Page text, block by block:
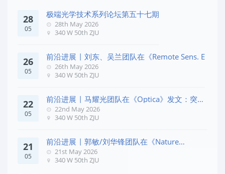
28
05
极端光学技术系列论坛第五十七期
28th May 2026
340 W 50th ZJU
26
05
前沿进展 | 刘东、吴兰团队在《Remote Sens. E
26th May 2026
340 W 50th ZJU
22
05
前沿进展 | 马耀光团队在《Optica》发文：突破
几何相位
22nd May 2026
340 W 50th ZJU
21
05
前沿进展 | 郭敏/刘华锋团队在《Nature
Commun
21st May 2026
340 W 50th ZJU